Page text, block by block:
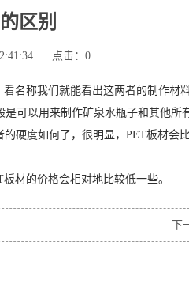
区别
点击： 0
称我们就能看出这两者的制作材
可以用来制作矿泉水瓶子和其他所
硬度如何了，很明显，PET板材会
材的价格会相对地比较低一些。
下